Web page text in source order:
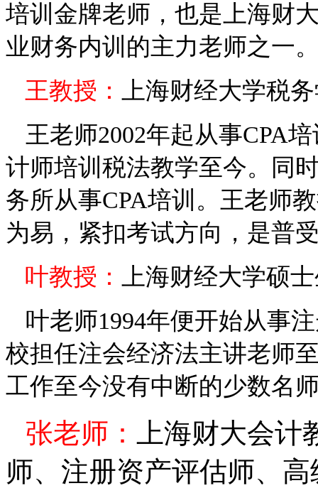
培训 金牌老师，也是上海财
业财务内训的主力老师之一
王教授：
上海财经大学税
王老师2002年起从事CPA培
计师培训税法教学至今。同
务所从事CPA培训。 王老师
为易，紧扣考试方向，是普
叶教授：
上海财经大学硕
叶老师1994年便开始从事
校担任注会经济法主讲老师
工作至今没有中断的少数名
张老师： 上海财大会计
师、注册资产评估师、